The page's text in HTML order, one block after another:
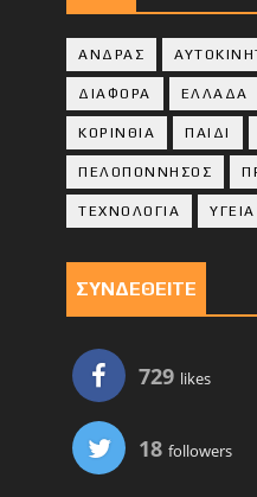
ΑΝΔΡΑΣ
ΔΙΑΦΟΡΑ ΕΛΛΑΔΑ
ΚΟΡΙΝΘΙA ΠΑΙΔΙ
ΠΕΛΟΠΟΝΝΗΣΟΣ
ΤΕΧΝΟΛΟΓΙΑ ΥΓΕΙΑ
ΣΥΝΔΕΘΕΙΤΕ
729 likes
18 followers